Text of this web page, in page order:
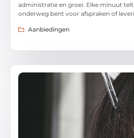
administratie en groei. Elke minuut
onderweg bent voor afspraken of
Aanbiedingen